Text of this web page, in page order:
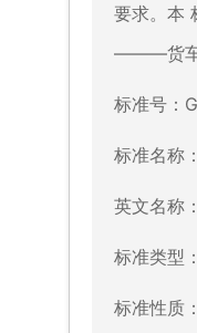
要求。本
———货车
标准号：
标准名称
英文名称
标准类型
标准性质